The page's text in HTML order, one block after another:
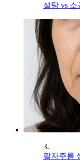
설탕 vs
3.
팔자주름